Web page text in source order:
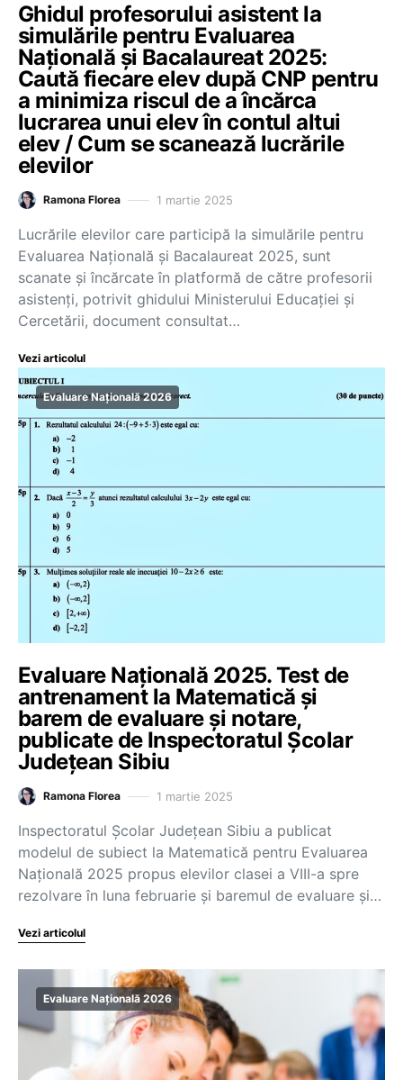
Ghidul profesorului asistent la
simulările pentru Evaluarea
Națională și Bacalaureat 2025:
Caută fiecare elev după CNP pentru
a minimiza riscul de a încărca
lucrarea unui elev în contul altui
elev / Cum se scanează lucrările
elevilor
Ramona Florea 1 martie 2025
Lucrările elevilor care participă la simulările pentru
Evaluarea Națională și Bacalaureat 2025, sunt
scanate și încărcate în platformă de către profesorii
asistenți, potrivit ghidului Ministerului Educației și
Cercetării, document consultat…
Vezi articolul
Evaluare Națională 2026
Evaluare Națională 2025. Test de
antrenament la Matematică și
barem de evaluare și notare,
publicate de Inspectoratul Școlar
Județean Sibiu
Ramona Florea 1 martie 2025
Inspectoratul Școlar Județean Sibiu a publicat
modelul de subiect la Matematică pentru Evaluarea
Națională 2025 propus elevilor clasei a VIII-a spre
rezolvare în luna februarie și baremul de evaluare și…
Vezi articolul
Evaluare Națională 2026